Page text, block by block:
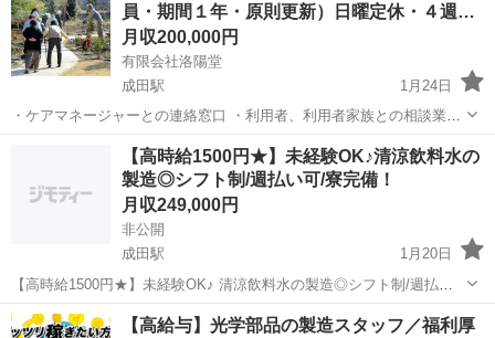
員・期間１年・原則更新）日曜定休・４週…
月収200,000円
有限会社洛陽堂
成田駅
1月24日
・ケアマネージャーとの連絡窓口 ・利用者、利用者家族との相談業務
・デイサービスでの介護、送迎業務 ご利用者さま、そしてご家族さま
のお話をおうかがいして、よりよい毎日をすごせるようなご提案や、
ケアマネージャーさんへ...
成田駅 その他
【高時給1500円★】未経験OK♪清涼飲料水の
製造◎シフト制/週払い可/寮完備！
月収249,000円
非公開
成田駅
1月20日
【高時給1500円★】未経験OK♪ 清涼飲料水の製造◎シフト制/週払い
可/寮完備！ ＊〜〜〜＊〜〜〜＊〜〜〜＊ スピード選考☆即日面接OK
＊〜〜〜＊〜〜〜＊〜〜〜＊ ＜★☆おすすめポイント☆★＞ ...
千葉 富里市 成田駅 工場 未経験
【高給与】光学部品の製造スタッフ／福利厚